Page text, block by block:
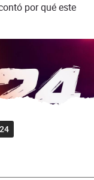
por qué este